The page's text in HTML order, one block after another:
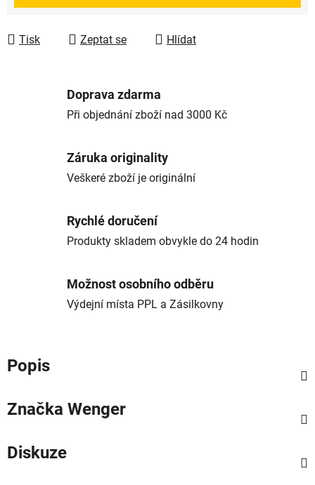
Tisk Zeptat se Hlídat
Doprava zdarma
Při objednání zboží nad 3000 Kč
Záruka originality
Veškeré zboží je originální
Rychlé doručení
Produkty skladem obvykle do 24 hodin
Možnost osobního odběru
Výdejní místa PPL a Zásilkovny
Popis
Značka Wenger
Diskuze